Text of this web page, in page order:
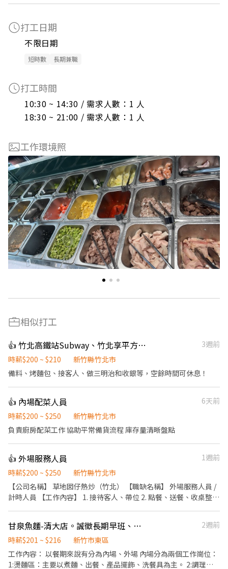
打工日期
不限日期
短時數 長期兼職
打工時間
10:30 ~ 14:30 / 需求人數：1 人
18:30 ~ 21:00 / 需求人數：1 人
工作環境照
相似打工
👍 竹北高鐵站Subway、竹北享平方Subway
3週前
時薪$200 ~ $210
新竹縣竹北市
備料、烤麵包、接客人、做三明治和收銀等，空餘時間可休息！
👍 內場配菜人員
6天前
時薪$200 ~ $250
新竹縣竹北市
負責廚房配菜工作 協助平常備貨流程 庫存量清晰盤點
👍 外場服務人員
1週前
時薪$200 ~ $250
新竹縣竹北市
【公司名稱】 草地囡仔熱炒（竹北） 【職缺名稱】 外場服務人員 /
計時人員 【工作內容】 1. 接待客人、帶位 2. 點餐、送餐、收桌整理
【薪資待遇】 時薪200$-250$ 依工作能力與配合度調整 【休假制
度】 排班制 【我們希望你】 ✔ 有責任感、不遲到早退 ✔ 做事俐
落、願意學習 ✔ 能配合團隊一起把事情做好 【加分條件】 有餐飲經
驗佳，沒有經驗也可以學。 【聯絡方式】 可直接私訊或投履歷，我
甘泉魚麵-清大店。誠徵長期早班、晚班兼職人員
2週前
時薪$201 ~ $216
新竹市東區
工作內容： 以餐期來說有分為內場、外場 內場分為兩個工作崗位：
1:燙麵區：主要以煮麵、出餐、產品擺飾、洗餐具為主。 2:調理